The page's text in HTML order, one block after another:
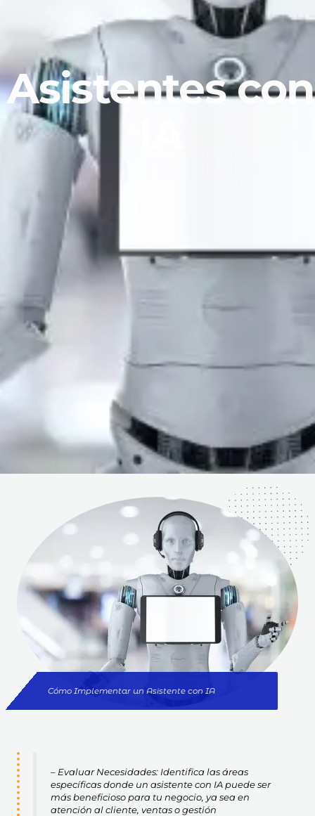
Asistentes con
Cómo Implementar un Asistente con IA
– Evaluar Necesidades: Identifica las áreas
específicas donde un asistente con IA puede ser
más beneficioso para tu negocio, ya sea en
atención al cliente, ventas o gestión